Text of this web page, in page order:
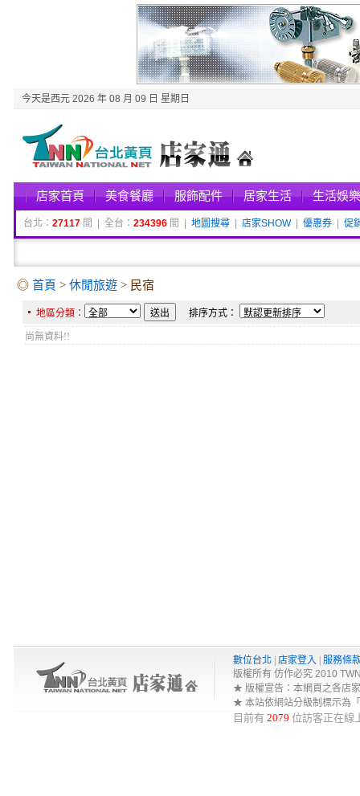
今天是西元 2026 年 08 月 09 日 星期日
店家首頁 美食餐廳 服飾配件 居家生活 生活娛樂
台北： 27117 間 | 全台： 234396 間 | 地圖搜尋 店家SHOW| 優惠券 促
◎ 首頁 > 休閒旅遊 > 民宿
地區分類： 排序方式：
尚無資料!!
數位台北 店家登入
服務條
版權所有 仿作必究 2010
★ 版權宣告：本網頁之各店
★ 本站依網站分級制標示為
目前有 2079 位訪客正在線